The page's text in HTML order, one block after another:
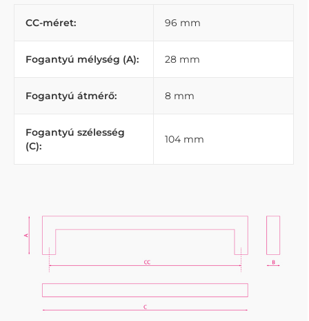
CC-méret: 96 mm
Fogantyú mélység (A): 28 mm
Fogantyú átmérő: 8 mm
Fogantyú szélesség
(C):
104 mm